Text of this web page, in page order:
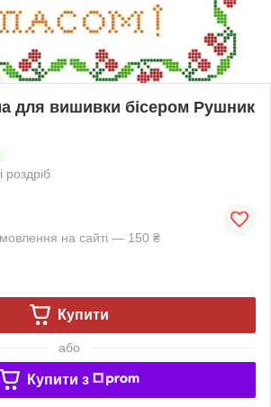
для вишивки бісером Рушник
роздріб
на сайті — 150 ₴
Купити
або
Купити з